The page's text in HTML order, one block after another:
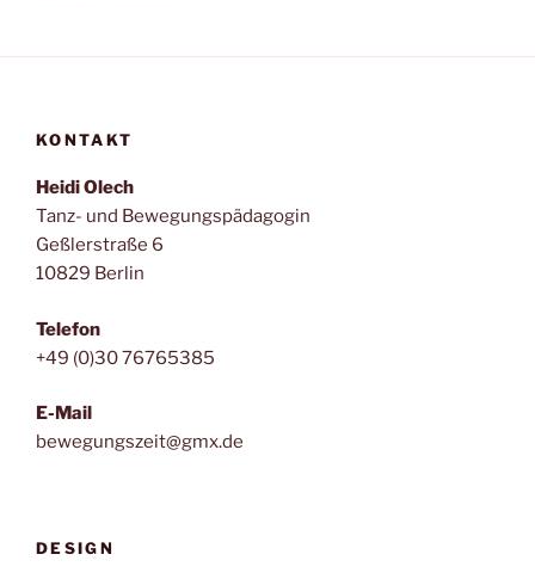
KONTAKT
Heidi Olech
Tanz- und Bewegungspädagogin
Geßlerstraße 6
10829 Berlin
Telefon
+49 (0)30 76765385
E-Mail
bewegungszeit@gmx.de
DESIGN